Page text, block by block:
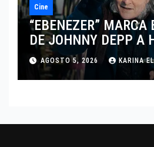
Cine
“EBENEZER” MARCA
DE JOHNNY DEPP A
TRAS SU PASO POR
INDEPENDIENTE
AGOSTO 5, 2026 KARINA